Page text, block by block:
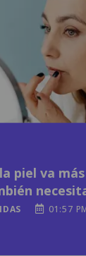
01:57